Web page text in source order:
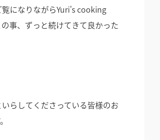
になりながらYuri’s cooking
事、ずっと続けてきて良かった
らしてくださっている皆様のお